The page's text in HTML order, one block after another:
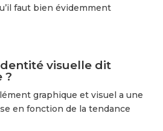
faut bien évidemment
visuelle dit
?
graphique et visuel a une
en fonction de la tendance